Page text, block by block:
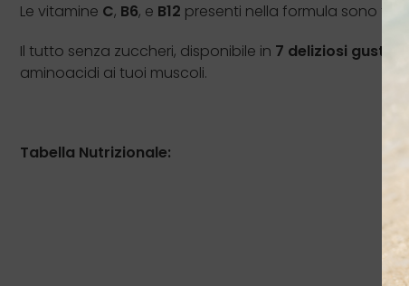
Le vitamine C, B6, e B12 presenti nella formula sono
Il tutto senza zuccheri, disponibile in 7 deliziosi gusti
,
aminoacidi ai tuoi muscoli.
Tabella Nutrizionale: